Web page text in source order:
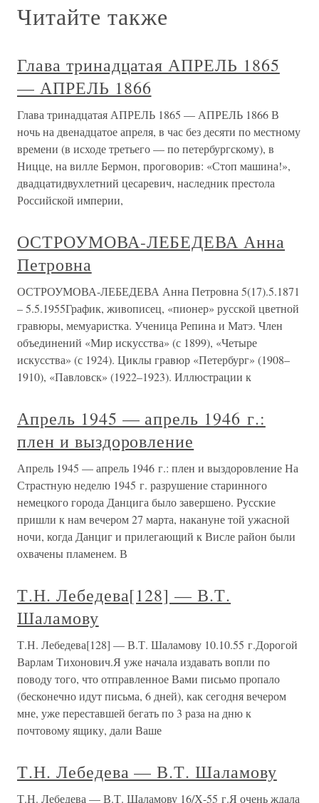
Читайте также
Глава тринадцатая АПРЕЛЬ 1865
— АПРЕЛЬ 1866
Глава тринадцатая АПРЕЛЬ 1865 — АПРЕЛЬ 1866 В
ночь на двенадцатое апреля, в час без десяти по местному
времени (в исходе третьего — по петербургскому), в
Ницце, на вилле Бермон, проговорив: «Стоп машина!»,
двадцатидвухлетний цесаревич, наследник престола
Российской империи,
ОСТРОУМОВА-ЛЕБЕДЕВА Анна
Петровна
ОСТРОУМОВА-ЛЕБЕДЕВА Анна Петровна 5(17).5.1871
– 5.5.1955График, живописец, «пионер» русской цветной
гравюры, мемуаристка. Ученица Репина и Матэ. Член
объединений «Мир искусства» (с 1899), «Четыре
искусства» (с 1924). Циклы гравюр «Петербург» (1908–
1910), «Павловск» (1922–1923). Иллюстрации к
Апрель 1945 — апрель 1946 г.:
плен и выздоровление
Апрель 1945 — апрель 1946 г.: плен и выздоровление На
Страстную неделю 1945 г. разрушение старинного
немецкого города Данцига было завершено. Русские
пришли к нам вечером 27 марта, накануне той ужасной
ночи, когда Данциг и прилегающий к Висле район были
охвачены пламенем. В
Т.Н. Лебедева[128] — В.Т.
Шаламову
Т.Н. Лебедева[128] — В.Т. Шаламову 10.10.55 г.Дорогой
Варлам Тихонович.Я уже начала издавать вопли по
поводу того, что отправленное Вами письмо пропало
(бесконечно идут письма, 6 дней), как сегодня вечером
мне, уже переставшей бегать по 3 раза на дню к
почтовому ящику, дали Ваше
Т.Н. Лебедева — В.Т. Шаламову
Т.Н. Лебедева — В.Т. Шаламову 16/Х-55 г.Я очень ждала